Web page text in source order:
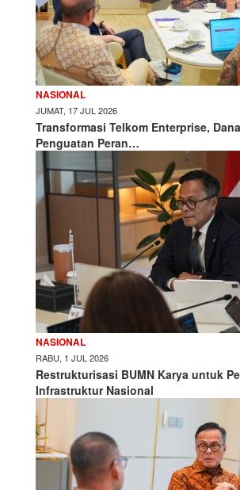
NASIONAL
JUMAT, 17 JUL 2026
Transformasi Telkom Enterprise,
Penguatan Peran…
NASIONAL
RABU, 1 JUL 2026
Restrukturisasi BUMN Karya untuk
Infrastruktur Nasional